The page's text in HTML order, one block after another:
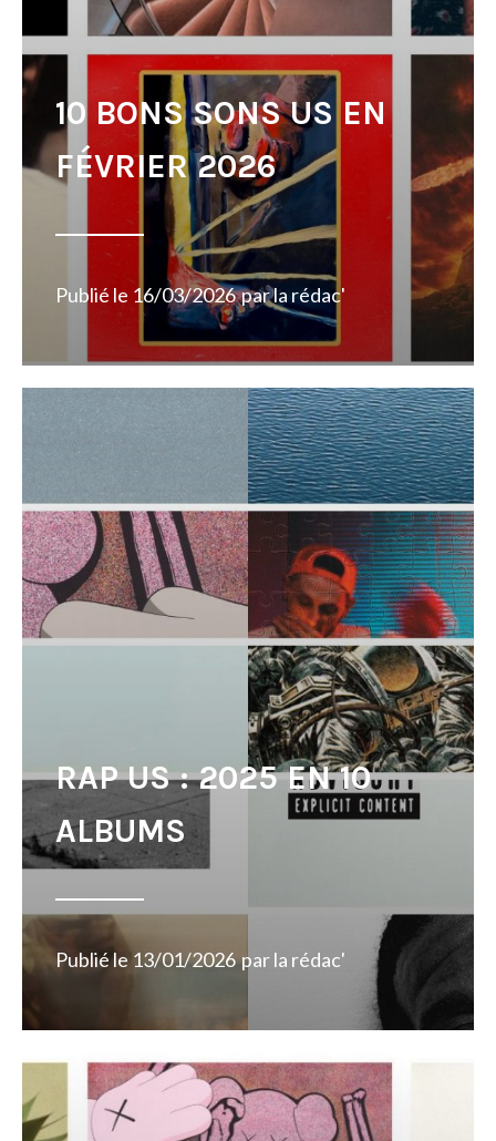
10 BONS SONS US EN
FÉVRIER 2026
Publié le 16/03/2026 parla rédac'
RAP US : 2025 EN 10
ALBUMS
Publié le 13/01/2026 parla rédac'